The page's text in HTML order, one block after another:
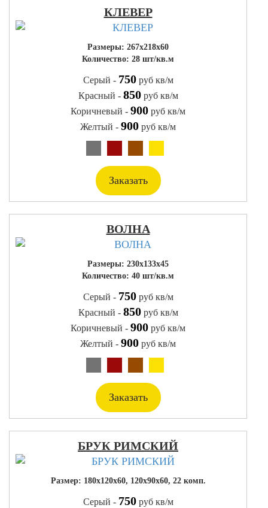
КЛЕВЕР
Размеры: 267x218x60
Количество: 28 шт/кв.м
Серый - 750руб кв/м
Красный - 850руб кв/м
Коричневый - 900 руб кв/м
Желтый - 900 руб кв/м
Заказать
ВОЛНА
Размеры: 230x133x45
Количество: 40 шт/кв.м
Серый - 750руб кв/м
Красный - 850руб кв/м
Коричневый - 900 руб кв/м
Желтый - 900 руб кв/м
Заказать
БРУК РИМСКИЙ
Размер: 180х120х60, 120х90х60, 22 комп.
Серый - 750руб кв/м